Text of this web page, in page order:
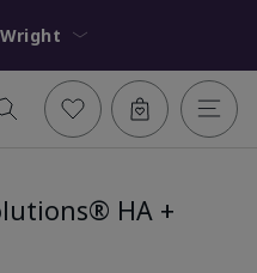
Jamee Wright
HA +